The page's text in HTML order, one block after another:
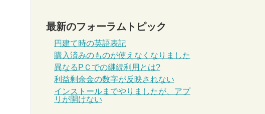
最新のフォーラムトピック
円建て時の英語表記
購入済みのものが使えなくなりました
異なるPＣでの継続利用とは?
利益剰余金の数字が反映されない
インストールまでやりましたが、アプ
リが開けない